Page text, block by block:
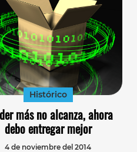
Histórico
más no alcanza, ahora
debo entregar mejor
4 de noviembre del 2014